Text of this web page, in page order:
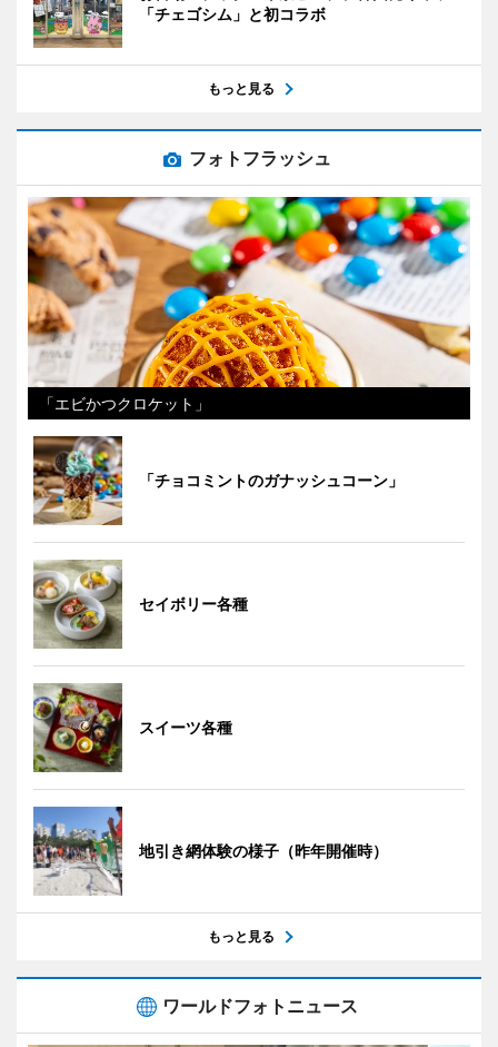
「チェゴシム」と初コラボ
もっと見る
フォトフラッシュ
「エビかつクロケット」
「チョコミントのガナッシュコーン」
セイボリー各種
スイーツ各種
地引き網体験の様子（昨年開催時）
もっと見る
ワールドフォトニュース